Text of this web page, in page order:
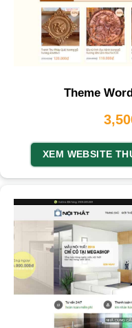
Theme
XEM WEBSITE